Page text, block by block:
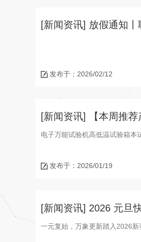
[新闻资讯] 放假通知丨
发布于：2026/02/12
[新闻资讯] 【本周推
电子万能试验机高低温试验箱本
发布于：2026/01/19
[新闻资讯] 2026 元旦
一元复始，万象更新踏入2026